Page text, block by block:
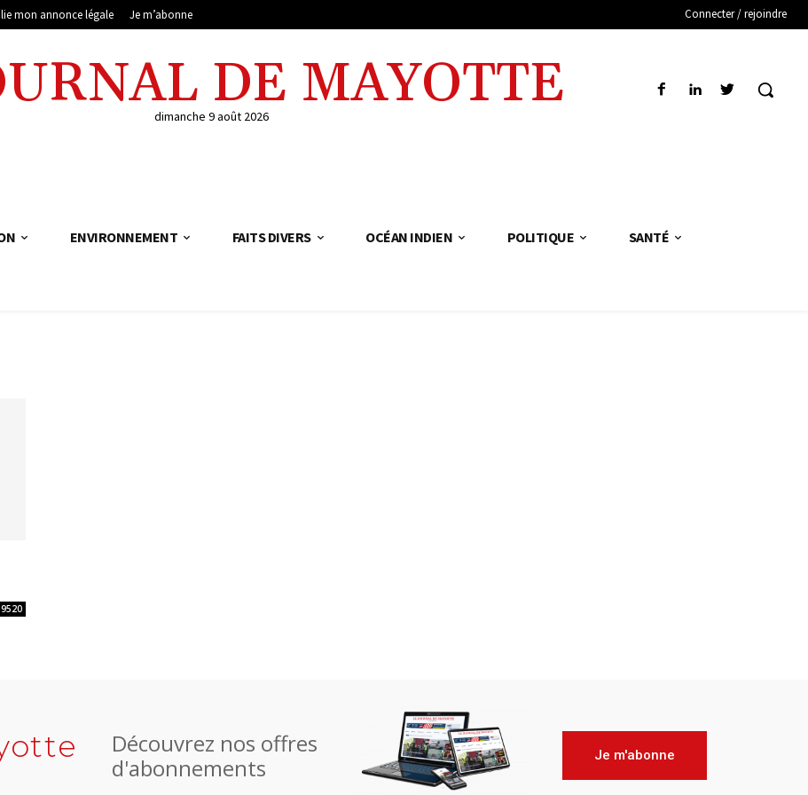
mon annonce légale Je m’abonne Connecter / rejoindre
DE MAYOTTE
dimanche 9 août 2026
ENVIRONNEMENT FAITS DIVERS OCÉAN INDIEN POLITIQUE SANTÉ
Découvrez nos offres
d'abonnements
Je m'abonne